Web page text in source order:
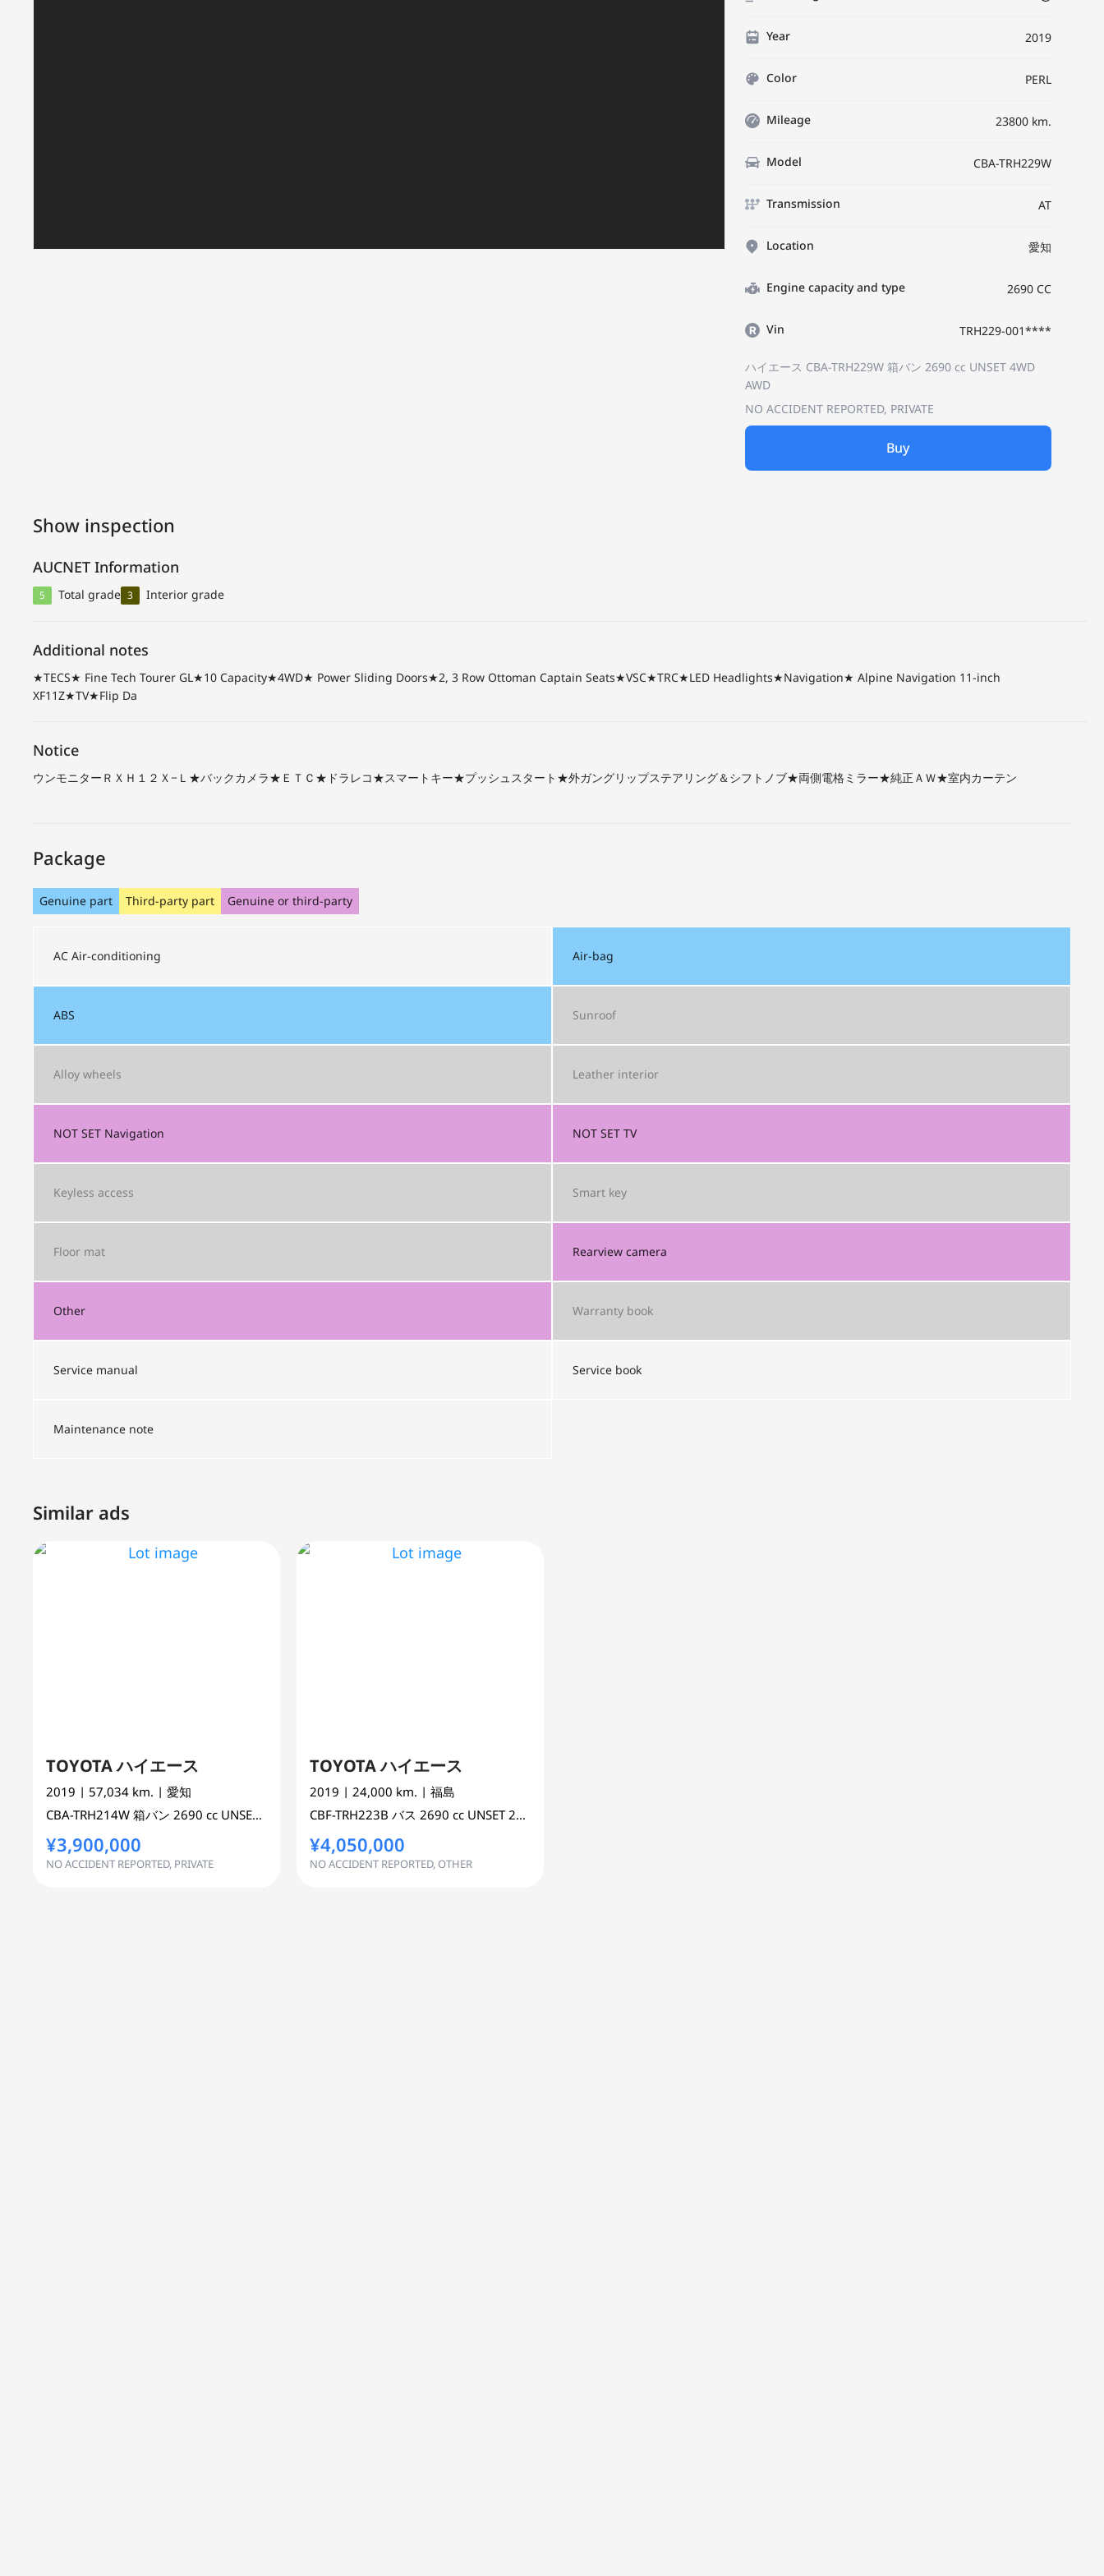
Year 2019
Color PERL
Mileage 23800 km.
Model CBA-TRH229W
Transmission AT
Location 愛知
Engine capacity and type 2690 CC
Vin TRH229-001****
ハイエース CBA-TRH229W 箱バン 2690 cc UNSET 4WD
AWD
NO ACCIDENT REPORTED, PRIVATE
Buy
Show inspection
AUCNET Information
5 Total grade 3 Interior grade
Additional notes
★TECS★ Fine Tech Tourer GL★10 Capacity★4WD★ Power Sliding Doors★2, 3 Row Ottoman Captain Seats★VSC★TRC★LED Headlights★Navigation★ Alpine Navigation 11-inch
XF11Z★TV★Flip Da
Notice
ウンモニターＲＸＨ１２Ｘ−Ｌ★バックカメラ★ＥＴＣ★ドラレコ★スマートキー★プッシュスタート★外ガングリップステアリング＆シフトノブ★両側電格ミラー★純正ＡＷ★室内カーテン
Package
Genuine part Third-party part Genuine or third-party
AC Air-conditioning Air-bag
ABS Sunroof
Alloy wheels Leather interior
NOT SET Navigation NOT SET TV
Keyless access Smart key
Floor mat Rearview camera
Other Warranty book
Service manual Service book
Maintenance note
Similar ads
TOYOTA ハイエース
2019 | 57,034 km. | 愛知
CBA-TRH214W 箱バン 2690 cc UNSET 2WD
¥3,900,000
NO ACCIDENT REPORTED, PRIVATE
TOYOTA ハイエース
2019 | 24,000 km. | 福島
CBF-TRH223B バス 2690 cc UNSET 2WD
¥4,050,000
NO ACCIDENT REPORTED, OTHER